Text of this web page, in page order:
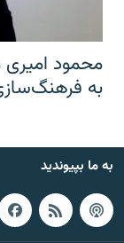
محمود امیری
به
به ما بپیوندید